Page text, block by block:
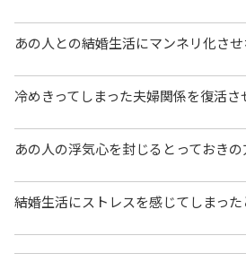
あの人との結婚生活にマンネリ化さ
冷めきってしまった夫婦関係を復活さ
あの人の浮気心を封じるとっておき
結婚生活にストレスを感じてしまっ